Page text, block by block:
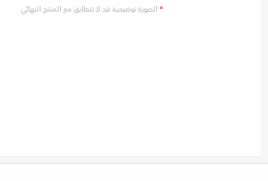
*الصورة توضيحية قد لا تتطابق مع المنتج النهائي